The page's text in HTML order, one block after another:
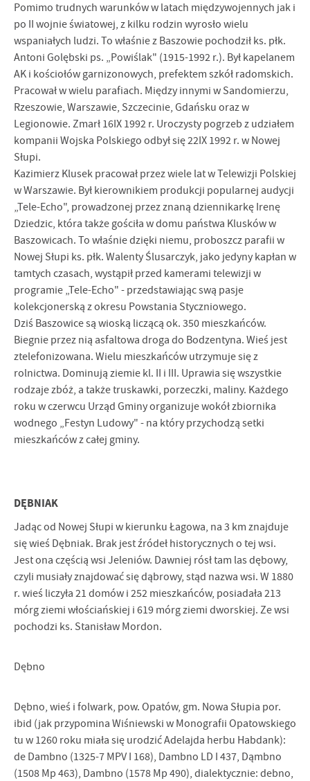
Pomimo trudnych warunków w latach międzywojennych jak i
po II wojnie światowej, z kilku rodzin wyrosło wielu
wspaniałych ludzi. To właśnie z Baszowie pochodził ks. płk.
Antoni Golębski ps. „Powiślak" (1915-1992 r.). Był kapela­nem
AK i kościołów garnizonowych, prefektem szkół radomskich.
Pracował w wielu parafiach. Między innymi w Sandomierzu,
Rzeszowie, Warszawie, Szczecinie, Gdańsku oraz w
Legionowie. Zmarł 16IX 1992 r. Uroczysty pogrzeb z udziałem
kompanii Wojska Polskiego odbył się 22IX 1992 r. w Nowej
Słupi.
Kazimierz Klusek pracował przez wiele lat w Telewizji Polskiej
w War­szawie. Był kierownikiem produkcji popularnej audycji
„Tele-Echo", prowa­dzonej przez znaną dziennikarkę Irenę
Dziedzic, która także gościła w domu państwa Klusków w
Baszowicach. To właśnie dzięki niemu, proboszcz parafii w
Nowej Słupi ks. płk. Walenty Ślusarczyk, jako jedyny kapłan w
tamtych czasach, wystąpił przed kamerami telewizji w
programie „Tele-Echo" - przedstawiając swą pasje
kolekcjonerską z okresu Powstania Styczniowego.
Dziś Baszowice są wioską liczącą ok. 350 mieszkańców.
Biegnie przez nią asfaltowa droga do Bodzentyna. Wieś jest
ztelefonizowana. Wielu mieszkań­ców utrzymuje się z
rolnictwa. Dominują ziemie kl. II i III. Uprawia się wszyst­kie
rodzaje zbóż, a także truskawki, porzeczki, maliny. Każdego
roku w czerwcu Urząd Gminy organizuje wokół zbiornika
wodnego „Festyn Ludowy" - na który przychodzą setki
mieszkańców z całej gminy.
DĘBNIAK
Jadąc od Nowej Słupi w kierunku Łagowa, na 3 km znajduje
się wieś Dębniak. Brak jest źródeł historycznych o tej wsi.
Jest ona częścią wsi Jeleniów. Dawniej rósł tam las dębowy,
czyli musiały znajdować się dąbrowy, stąd nazwa wsi. W 1880
r. wieś liczyła 21 domów i 252 mieszkańców, posiadała 213
mórg ziemi włościańskiej i 619 mórg ziemi dworskiej. Ze wsi
pochodzi ks. Stanisław Mordon.
Dębno
Dębno, wieś i folwark, pow. Opatów, gm. Nowa Słupia por.
ibid (jak przypomina Wiśniewski w Monografii Opatowskiego
tu w 1260 roku miała się urodzić Adelajda herbu Habdank):
de Dambno (1325-7 MPV I 168), Dambno LD I 437, Dąmbno
(1508 Mp 463), Dambno (1578 Mp 490), dialektycznie: debno,